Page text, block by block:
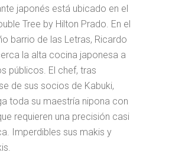
japonés está ubicado en el
Tree by Hilton Prado. En el
barrio de las Letras, Ricardo
la alta cocina japonesa a
públicos. El chef, tras
de sus socios de Kabuki,
toda su maestría nipona con
requieren una precisión casi
Imperdibles sus makis y